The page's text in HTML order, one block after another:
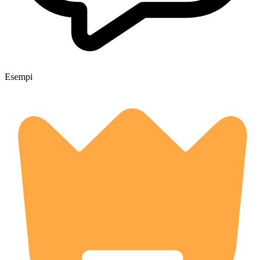
Esempi